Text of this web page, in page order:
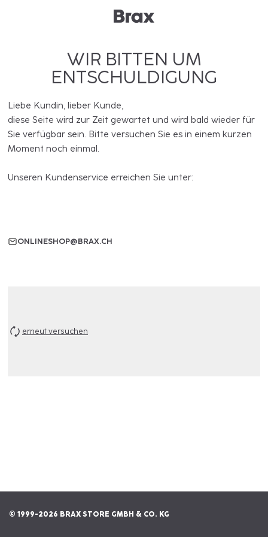
WIR BITTEN UM
ENTSCHULDIGUNG
Liebe Kundin, lieber Kunde,
diese Seite wird zur Zeit gewartet und wird bald wieder für
Sie verfügbar sein. Bitte versuchen Sie es in einem kurzen
Moment noch einmal.
Unseren Kundenservice erreichen Sie unter:
ONLINESHOP@BRAX.CH
erneut versuchen
© 1999-2026 BRAX STORE GMBH & CO. KG